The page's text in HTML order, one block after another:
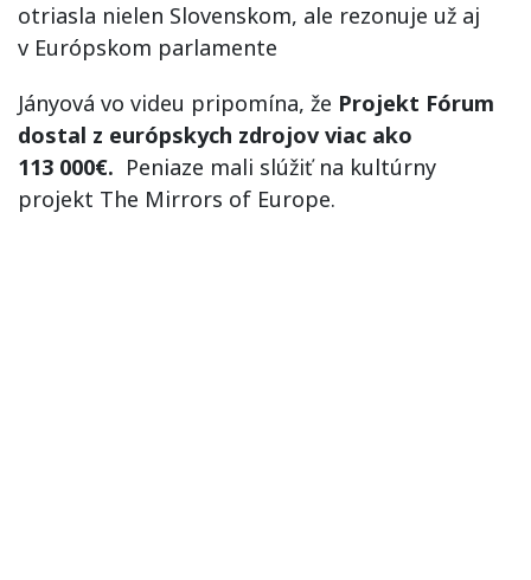
otriasla nielen Slovenskom, ale rezonuje už aj
v Európskom parlamente
Jányová vo videu pripomína, že Projekt Fórum
dostal z európskych zdrojov viac ako
113 000€. Peniaze mali slúžiť na kultúrny
projekt The Mirrors of Europe.